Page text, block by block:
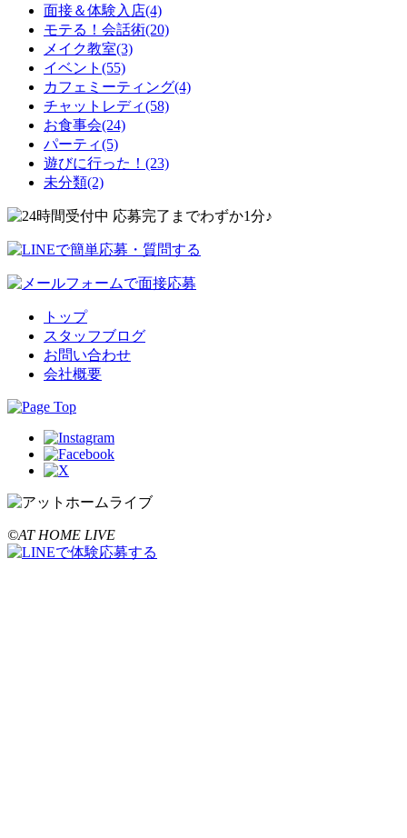
面接＆体験入店(4)
モテる！会話術(20)
メイク教室(3)
イベント(55)
カフェミーティング(4)
チャットレディ(58)
お食事会(24)
パーティ(5)
遊びに行った！(23)
未分類(2)
トップ
スタッフブログ
お問い合わせ
会社概要
©AT HOME LIVE